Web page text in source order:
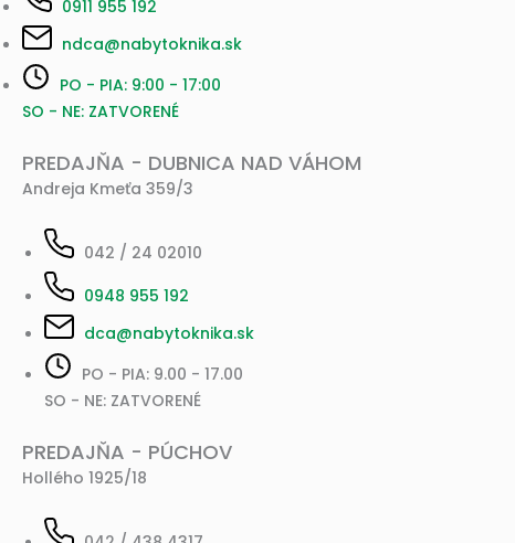
0911 955 192
ndca@nabytoknika.sk
PO - PIA: 9:00 - 17:00
SO - NE: ZATVORENÉ
PREDAJŇA - DUBNICA NAD VÁHOM
Andreja Kmeťa 359/3
042 / 24 02010
0948 955 192
dca@nabytoknika.sk
PO - PIA: 9.00 - 17.00
SO - NE: ZATVORENÉ
PREDAJŇA - PÚCHOV
Hollého 1925/18